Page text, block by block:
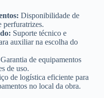
Disponibilidade de
perfuratrizes.
Suporte técnico e
auxiliar na escolha do
Garantia de equipamentos
de uso.
de logística eficiente para
no local da obra.